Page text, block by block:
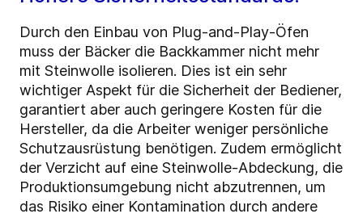
Durch den Einbau von Plug-and-Play-Öfen
muss der Bäcker die Backkammer nicht mehr
mit Steinwolle isolieren. Dies ist ein sehr
wichtiger Aspekt für die Sicherheit der Bediener,
garantiert aber auch geringere Kosten für die
Hersteller, da die Arbeiter weniger persönliche
Schutzausrüstung benötigen. Zudem ermöglicht
der Verzicht auf eine Steinwolle-Abdeckung, die
Produktionsumgebung nicht abzutrennen, um
das Risiko einer Kontamination durch andere